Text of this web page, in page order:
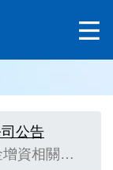
公告
增資相關…